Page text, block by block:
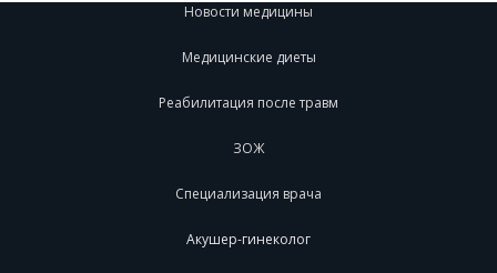
Новости медицины
Медицинские диеты
Реабилитация после травм
ЗОЖ
Специализация врача
Акушер-гинеколог